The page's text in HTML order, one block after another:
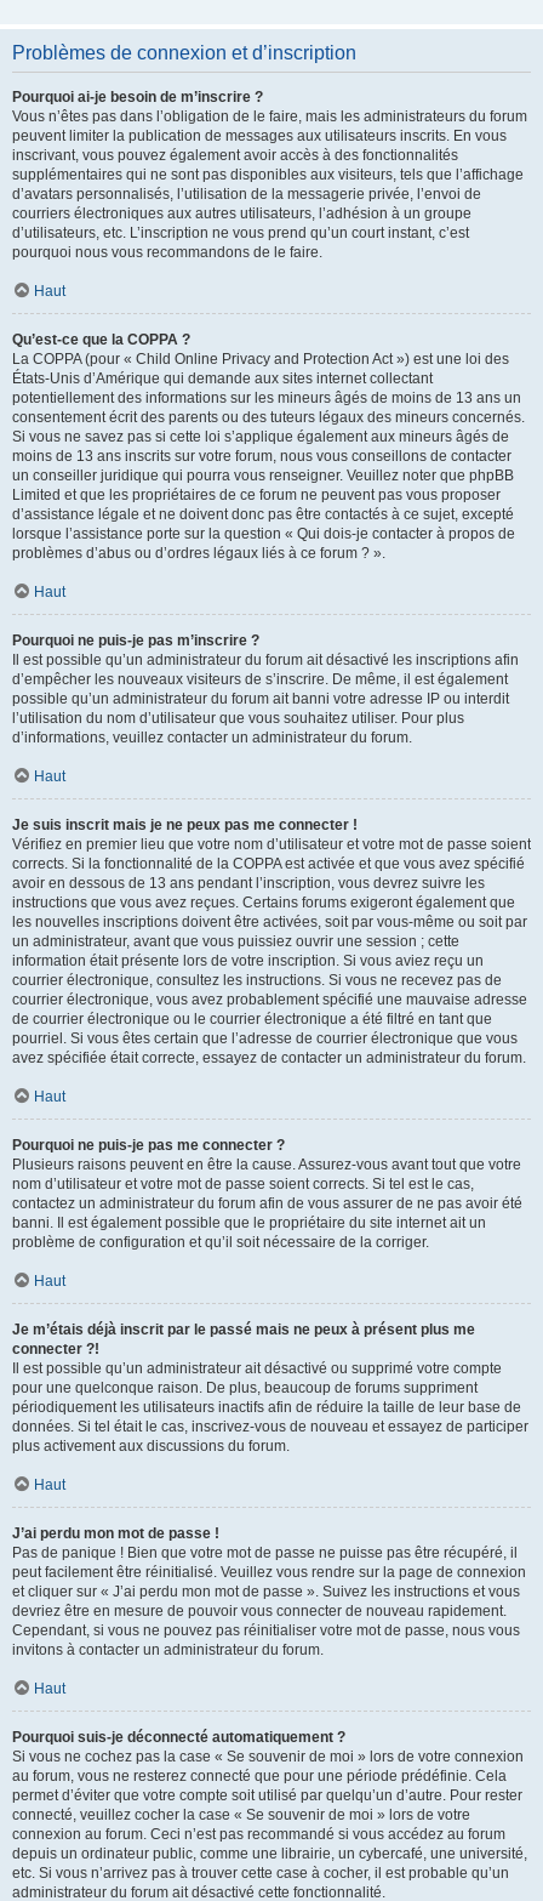
Problèmes de connexion et d’inscription
Pourquoi ai-je besoin de m’inscrire ?
Vous n’êtes pas dans l’obligation de le faire, mais les administrateurs du forum
peuvent limiter la publication de messages aux utilisateurs inscrits. En vous
inscrivant, vous pouvez également avoir accès à des fonctionnalités
supplémentaires qui ne sont pas disponibles aux visiteurs, tels que l’affichage
d’avatars personnalisés, l’utilisation de la messagerie privée, l’envoi de
courriers électroniques aux autres utilisateurs, l’adhésion à un groupe
d’utilisateurs, etc. L’inscription ne vous prend qu’un court instant, c’est
pourquoi nous vous recommandons de le faire.
Haut
Qu’est-ce que la COPPA ?
La COPPA (pour « Child Online Privacy and Protection Act ») est une loi des
États-Unis d’Amérique qui demande aux sites internet collectant
potentiellement des informations sur les mineurs âgés de moins de 13 ans un
consentement écrit des parents ou des tuteurs légaux des mineurs concernés.
Si vous ne savez pas si cette loi s’applique également aux mineurs âgés de
moins de 13 ans inscrits sur votre forum, nous vous conseillons de contacter
un conseiller juridique qui pourra vous renseigner. Veuillez noter que phpBB
Limited et que les propriétaires de ce forum ne peuvent pas vous proposer
d’assistance légale et ne doivent donc pas être contactés à ce sujet, excepté
lorsque l’assistance porte sur la question « Qui dois-je contacter à propos de
problèmes d’abus ou d’ordres légaux liés à ce forum ? ».
Haut
Pourquoi ne puis-je pas m’inscrire ?
Il est possible qu’un administrateur du forum ait désactivé les inscriptions afin
d’empêcher les nouveaux visiteurs de s’inscrire. De même, il est également
possible qu’un administrateur du forum ait banni votre adresse IP ou interdit
l’utilisation du nom d’utilisateur que vous souhaitez utiliser. Pour plus
d’informations, veuillez contacter un administrateur du forum.
Haut
Je suis inscrit mais je ne peux pas me connecter !
Vérifiez en premier lieu que votre nom d’utilisateur et votre mot de passe soient
corrects. Si la fonctionnalité de la COPPA est activée et que vous avez spécifié
avoir en dessous de 13 ans pendant l’inscription, vous devrez suivre les
instructions que vous avez reçues. Certains forums exigeront également que
les nouvelles inscriptions doivent être activées, soit par vous-même ou soit par
un administrateur, avant que vous puissiez ouvrir une session ; cette
information était présente lors de votre inscription. Si vous aviez reçu un
courrier électronique, consultez les instructions. Si vous ne recevez pas de
courrier électronique, vous avez probablement spécifié une mauvaise adresse
de courrier électronique ou le courrier électronique a été filtré en tant que
pourriel. Si vous êtes certain que l’adresse de courrier électronique que vous
avez spécifiée était correcte, essayez de contacter un administrateur du forum.
Haut
Pourquoi ne puis-je pas me connecter ?
Plusieurs raisons peuvent en être la cause. Assurez-vous avant tout que votre
nom d’utilisateur et votre mot de passe soient corrects. Si tel est le cas,
contactez un administrateur du forum afin de vous assurer de ne pas avoir été
banni. Il est également possible que le propriétaire du site internet ait un
problème de configuration et qu’il soit nécessaire de la corriger.
Haut
Je m’étais déjà inscrit par le passé mais ne peux à présent plus me
connecter ?!
Il est possible qu’un administrateur ait désactivé ou supprimé votre compte
pour une quelconque raison. De plus, beaucoup de forums suppriment
périodiquement les utilisateurs inactifs afin de réduire la taille de leur base de
données. Si tel était le cas, inscrivez-vous de nouveau et essayez de participer
plus activement aux discussions du forum.
Haut
J’ai perdu mon mot de passe !
Pas de panique ! Bien que votre mot de passe ne puisse pas être récupéré, il
peut facilement être réinitialisé. Veuillez vous rendre sur la page de connexion
et cliquer sur « J’ai perdu mon mot de passe ». Suivez les instructions et vous
devriez être en mesure de pouvoir vous connecter de nouveau rapidement.
Cependant, si vous ne pouvez pas réinitialiser votre mot de passe, nous vous
invitons à contacter un administrateur du forum.
Haut
Pourquoi suis-je déconnecté automatiquement ?
Si vous ne cochez pas la case « Se souvenir de moi » lors de votre connexion
au forum, vous ne resterez connecté que pour une période prédéfinie. Cela
permet d’éviter que votre compte soit utilisé par quelqu’un d’autre. Pour rester
connecté, veuillez cocher la case « Se souvenir de moi » lors de votre
connexion au forum. Ceci n’est pas recommandé si vous accédez au forum
depuis un ordinateur public, comme une librairie, un cybercafé, une université,
etc. Si vous n’arrivez pas à trouver cette case à cocher, il est probable qu’un
administrateur du forum ait désactivé cette fonctionnalité.